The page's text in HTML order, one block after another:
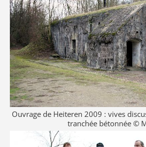
Ouvrage de Heiteren 2009 : vives
tranchée bétonnée ©